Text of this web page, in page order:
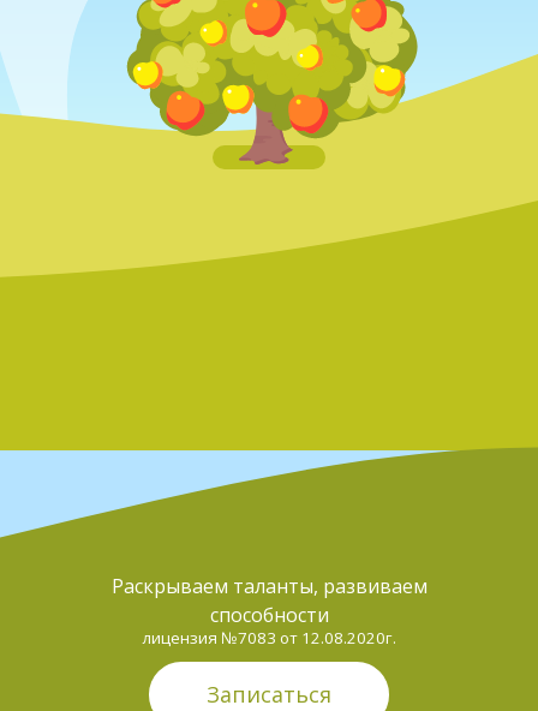
Раскрываем таланты, развиваем
способности
лицензия №7083 от 12.08.2020г.
Записаться